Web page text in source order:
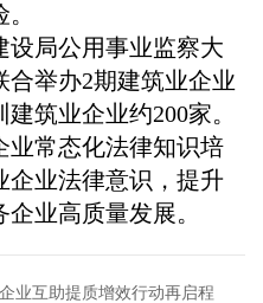
设局公用事业监察大
合举办2期建筑业企业
筑业企业约200家。
业常态化法律知识培
企业法律意识，提升
业高质量发展。
业互助提质增效行动再启程